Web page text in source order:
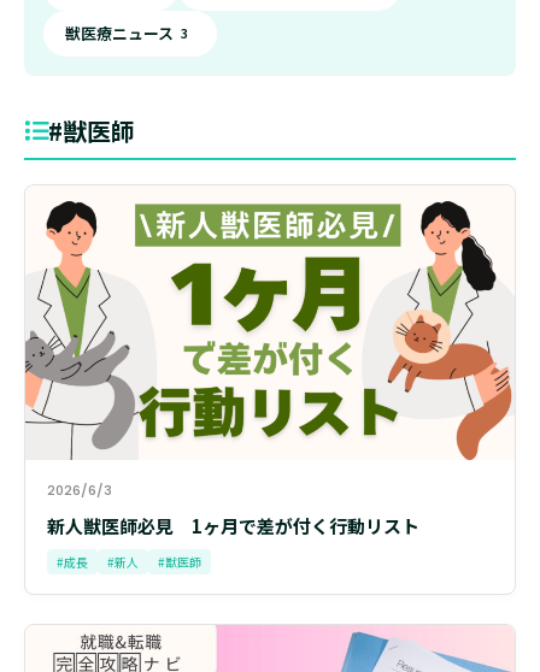
獣医療ニュース 3
#獣医師
2026/6/3
新人獣医師必見 1ヶ月で差が付く行動リスト
#成長 #新人 #獣医師